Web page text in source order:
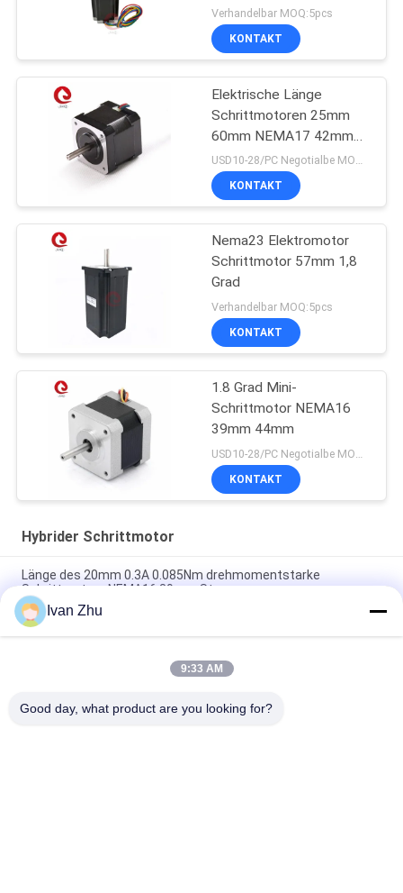
Grad-500VAC
drehmomentstark
Verhandelbar MOQ:5pcs
KONTAKT
Elektrische Länge
Schrittmotoren 25mm
60mm NEMA17 42mm
1.8deg 2PH für Drucker
3D
USD10-28/PC Negotialbe MOQ:10pcs
KONTAKT
Nema23 Elektromotor
Schrittmotor 57mm 1,8
Grad
Verhandelbar MOQ:5pcs
KONTAKT
1.8 Grad Mini-
Schrittmotor NEMA16
39mm 44mm
KONTAKT
Hybrider Schrittmotor
Länge des 20mm 0.3A 0.085Nm drehmomentstarke
Schrittmotors NEMA16 39mm Stepper
NEMA14 35mm 1.8degree 2 Phase hybride Schrittmotoren
26mm 0.28A 0.07Nm
32mm Körperlänge NEMA11 2 Phase Schrittmotor 28mm
Ivan Zhu
9:33 AM
Good day, what product are you looking for?